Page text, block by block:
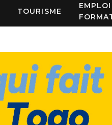
TOURISME